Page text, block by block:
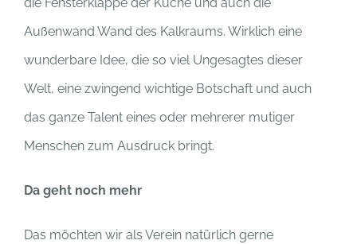
Außenwand Wand des Kalkraums. Wirklich eine
wunderbare Idee, die so viel Ungesagtes dieser
Welt, eine zwingend wichtige Botschaft und auch
das ganze Talent eines oder mehrerer mutiger
Menschen zum Ausdruck bringt.
Da geht noch mehr
Das möchten wir als Verein natürlich gerne